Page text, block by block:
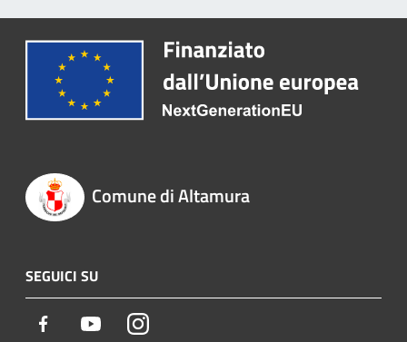
Comune di Altamura
SEGUICI SU
Facebook YoutubeInstagram